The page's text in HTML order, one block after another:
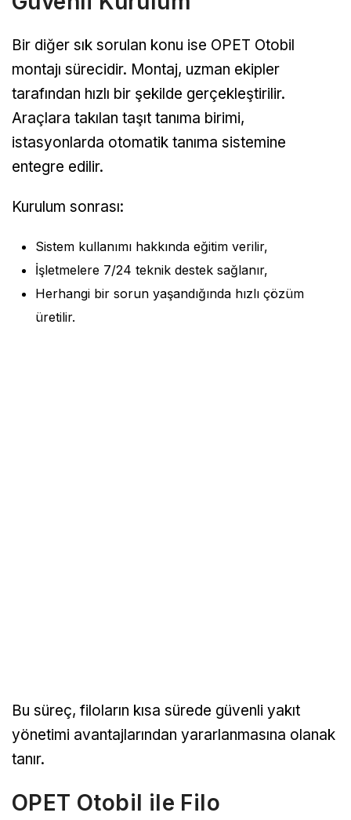
Bir diğer sık sorulan konu ise OPET Otobil
montajı sürecidir. Montaj, uzman ekipler
tarafından hızlı bir şekilde gerçekleştirilir.
Araçlara takılan taşıt tanıma birimi,
istasyonlarda otomatik tanıma sistemine
entegre edilir.
Kurulum sonrası:
Sistem kullanımı hakkında eğitim verilir,
İşletmelere 7/24 teknik destek sağlanır,
Herhangi bir sorun yaşandığında hızlı çözüm
üretilir.
Bu süreç, filoların kısa sürede güvenli yakıt
yönetimi avantajlarından yararlanmasına olanak
tanır.
OPET Otobil ile Filo